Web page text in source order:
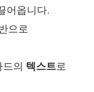
어옵니다.
으로
의 텍스트로